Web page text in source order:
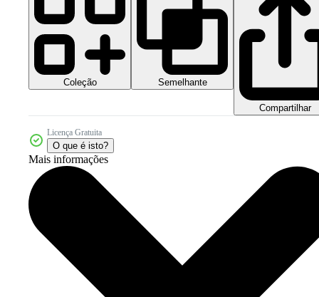
Coleção Semelhante
Compartilhar
Licença Gratuita
O que é isto?
Mais informações